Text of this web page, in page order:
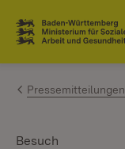
Zum Inhalt
Link zur
Pressemitteilungen
Besuch